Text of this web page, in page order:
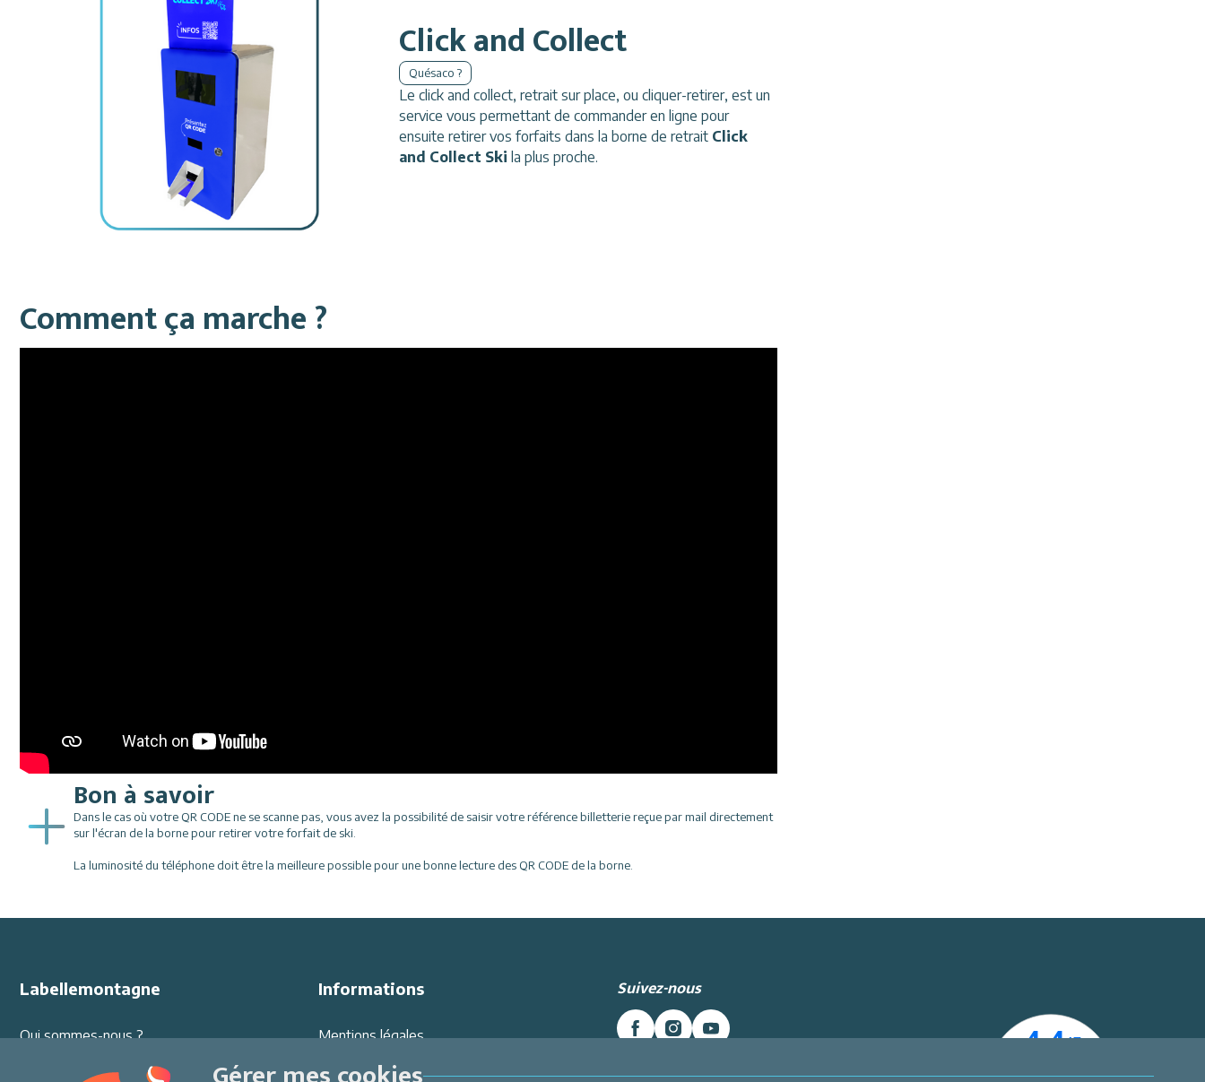
Click and Collect
Quésaco ?
Le click and collect, retrait sur place, ou cliquer-retirer, est un
service vous permettant de commander en ligne pour
ensuite retirer vos forfaits dans la borne de retrait Click
and Collect Ski la plus proche.
Comment ça marche ?
Bon à savoir
Dans le cas où votre QR CODE ne se scanne pas, vous avez la possibilité de saisir votre référence billetterie reçue par mail directement
sur l'écran de la borne pour retirer votre forfait de ski.
La luminosité du téléphone doit être la meilleure possible pour une bonne lecture des QR CODE de la borne.
Labellemontagne
Qui sommes-nous ?
Informations
Mentions légales
Protection des données
Suivez-nous